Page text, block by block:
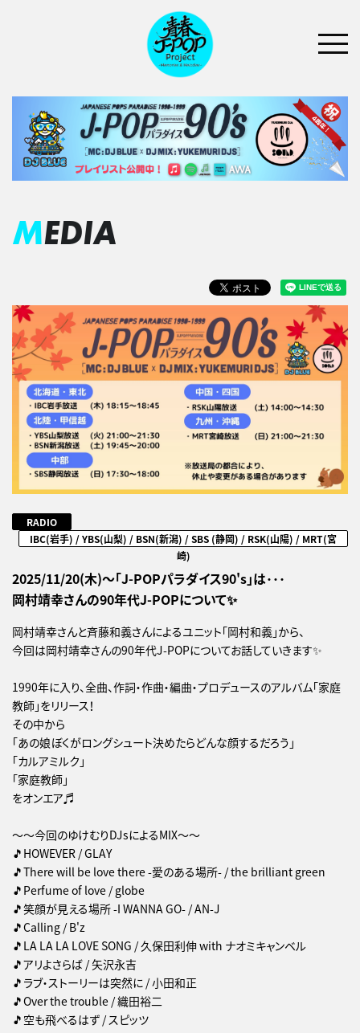
MEDIA
RADIO
IBC(岩手) / YBS(山梨) / BSN(新潟) / SBS (静岡) / RSK(山陽) / MRT(宮
崎)
2025/11/20(木)～「J-POPパラダイス90's」は･･･
岡村靖幸さんの90年代J-POPについて✨
岡村靖幸さんと斉藤和義さんによるユニット「岡村和義」から、
今回は岡村靖幸さんの90年代J-POPについてお話していきます✨
1990年に入り、全曲、作詞・作曲・編曲・プロデュースのアルバム「家庭
教師」をリリース！
その中から
「あの娘ぼくがロングシュート決めたらどんな顔するだろう」
「カルアミルク」
「家庭教師」
をオンエア♬
～～今回のゆけむりDJsによるMIX～～
🎵HOWEVER / GLAY
🎵There will be love there -愛のある場所- / the brilliant green
🎵Perfume of love / globe
🎵笑顔が見える場所 -I WANNA GO- / AN-J
🎵Calling / B'z
🎵LA LA LA LOVE SONG / 久保田利伸 with ナオミキャンベル
🎵アリよさらば / 矢沢永吉
🎵ラブ・ストーリーは突然に / 小田和正
🎵Over the trouble / 織田裕二
🎵空も飛べるはず / スピッツ